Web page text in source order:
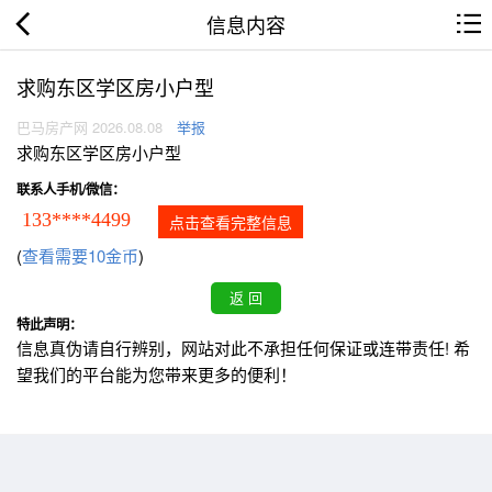
信息内容
求购东区学区房小户型
巴马房产网 2026.08.08 举报
求购东区学区房小户型
联系人手机/微信：
133****4499 点击查看完整信息
(查看需要10金币)
特此声明：
信息真伪请自行辨别，网站对此不承担任何保证或连带责任! 希
望我们的平台能为您带来更多的便利！